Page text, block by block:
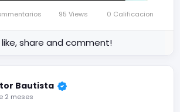
95 Views 0 Calificacion
share and comment!
Bautista
2 meses